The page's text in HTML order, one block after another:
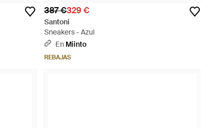
387 €329 €
Santoni
Sneakers - Azul
En Miinto
REBAJAS